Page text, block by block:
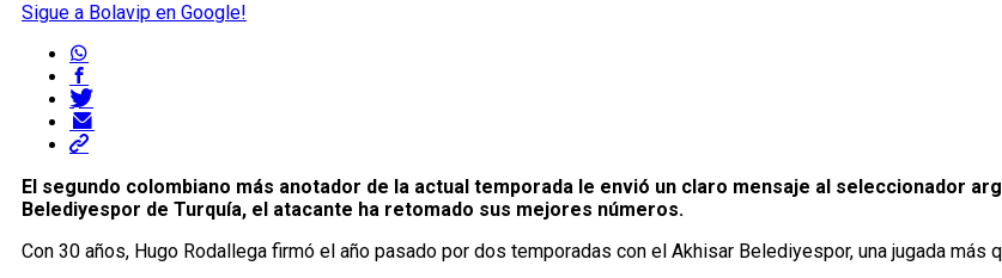
Sigue a Bolavip en Google!
El segundo colombiano más anotador de la actual temporada le envió un claro mensaje al seleccionador
Belediyespor de Turquía, el atacante ha retomado sus mejores números.
Con 30 años, Hugo Rodallega firmó el año pasado por dos temporadas con el Akhisar Belediyespor, una jugada más